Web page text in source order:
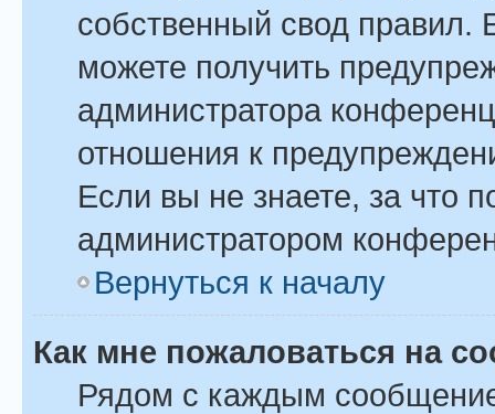
собственный свод
можете получить
администратора
отношения к
Если вы не знаете, за что
администратором
Вернуться к началу
Как мне пожаловаться на
Рядом с каждым